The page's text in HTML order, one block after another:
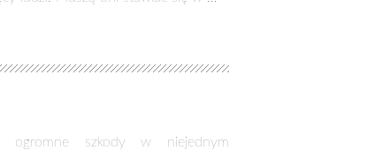
ogromne szkody w niejednym